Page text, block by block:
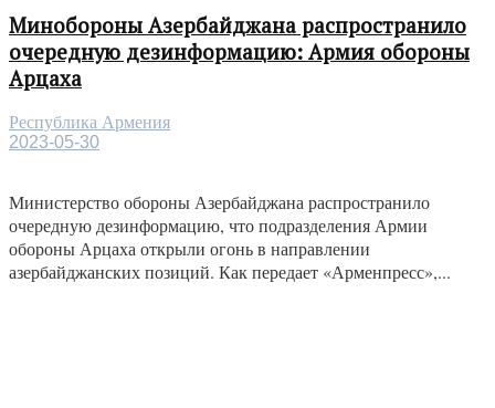
Минобороны Азербайджана распространило
очередную дезинформацию: Армия обороны
Арцаха
Республика Армения
2023-05-30
Министерство обороны Азербайджана распространило
очередную дезинформацию, что подразделения Армии
обороны Арцаха открыли огонь в направлении
азербайджанских позиций. Как передает «Арменпресс»,...